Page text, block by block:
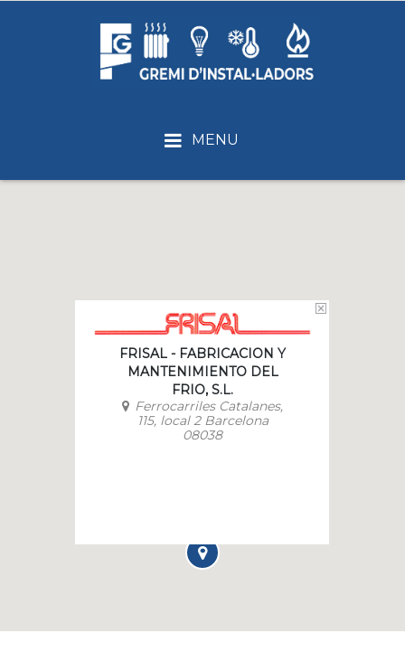
MENU
FRISAL - FABRICACION Y
MANTENIMIENTO DEL
FRIO, S.L.
Ferrocarriles Catalanes,
115, local 2 Barcelona
08038